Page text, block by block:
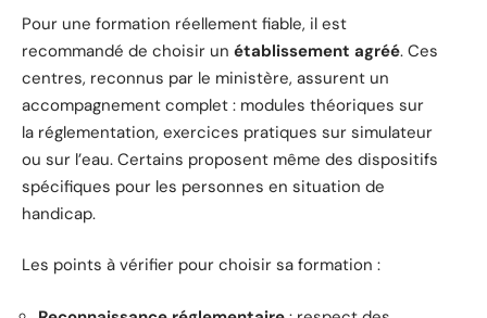
Pour une formation réellement fiable, il est
recommandé de choisir un établissement agréé. Ces
centres, reconnus par le ministère, assurent un
accompagnement complet : modules théoriques sur
la réglementation, exercices pratiques sur simulateur
ou sur l’eau. Certains proposent même des dispositifs
spécifiques pour les personnes en situation de
handicap.
Les points à vérifier pour choisir sa formation :